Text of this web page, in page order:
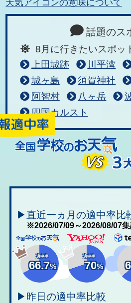
天気アイコンの意味について
話題のス
8月に行きたいスポッ
上田城跡
川平湾
城ヶ島
須賀神社
阿智村
八ヶ岳
四国カルスト
▶直近一ヵ月の適中率比
※2026/07/09～2026/08/07
適中率
66.7%
適中率
70%
▶昨日の適中率比較